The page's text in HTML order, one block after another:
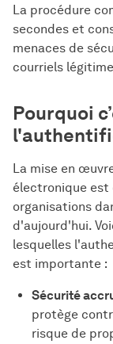
La procédure
secondes et
menaces de
courriels
Pourquoi
La mise en
électronique est
organisations
d'aujourd'hui.
lesquelles
est importante :
Sécurité
protège
risque de